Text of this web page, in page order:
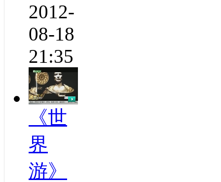
2012-
08-18
21:35
《世
界
游》